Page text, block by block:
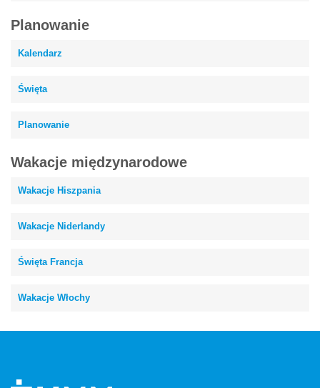
Planowanie
Kalendarz
Święta
Planowanie
Wakacje międzynarodowe
Wakacje Hiszpania
Wakacje Niderlandy
Święta Francja
Wakacje Włochy